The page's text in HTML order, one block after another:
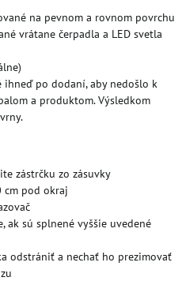
na pevnom a rovnom povrchu
vrátane čerpadla a LED svetla
po dodaní, aby nedošlo k
a produktom. Výsledkom
zástrčku zo zásuvky
cm pod okraj
ak sú splnené vyššie uvedené
odstrániť a nechať ho prezimovať